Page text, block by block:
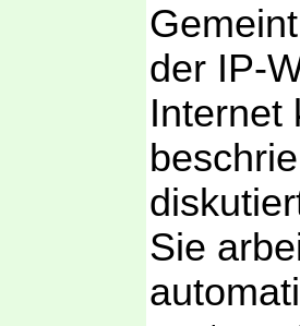
der IP-
Internet
Sie